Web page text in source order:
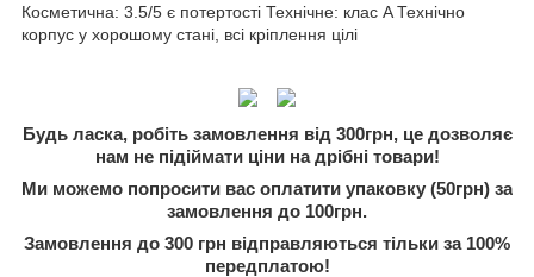
Косметична: 3.5/5 є потертості Технічне: клас A Технічно
корпус у хорошому стані, всі кріплення цілі
Будь ласка, робіть замовлення від 300грн, це дозволяє
нам не підіймати ціни на дрібні товари!
Ми можемо попросити вас оплатити упаковку (50грн) за
замовлення до 100грн.
Замовлення до 300 грн відправляються тільки за 100%
передплатою!